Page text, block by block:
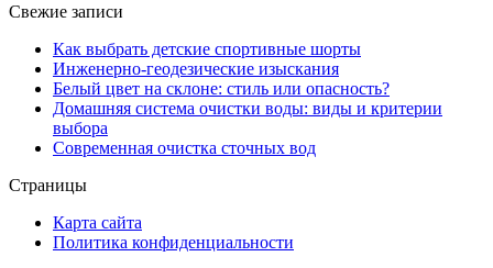
Свежие записи
Как выбрать детские спортивные шорты
Инженерно-геодезические изыскания
Белый цвет на склоне: стиль или опасность?
Домашняя система очистки воды: виды и критерии
выбора
Современная очистка сточных вод
Страницы
Карта сайта
Политика конфиденциальности